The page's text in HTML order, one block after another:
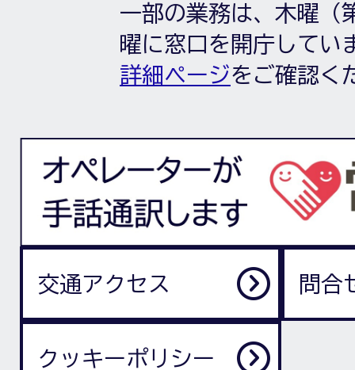
一部の業務は、木曜（
曜に窓口を開庁してい
詳細ページをご確認く
交通アクセス 問合
クッキーポリシー